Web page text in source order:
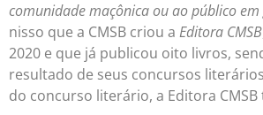
comunidade maçônica ou ao público em
nisso que a CMSB criou a Editora CMSB
2020 e que já publicou oito livros,
resultado de seus concursos
do concurso literário, a Editora